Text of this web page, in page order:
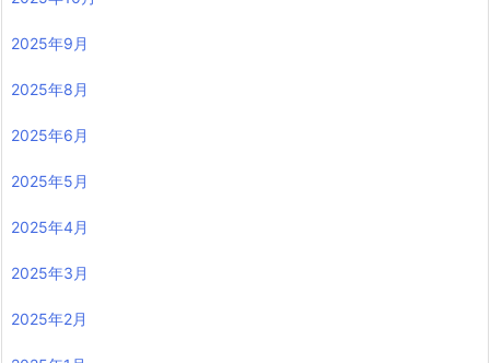
2025年9月
2025年8月
2025年6月
2025年5月
2025年4月
2025年3月
2025年2月